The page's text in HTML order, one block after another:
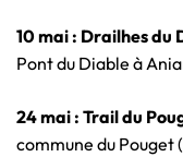
10 mai : Drailhes du
Pont du Diable à
24 mai : Trail du
commune du Pouget